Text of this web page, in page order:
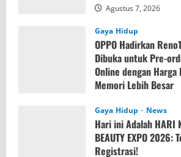
Agustus 7, 2026
Gaya Hidup
OPPO Hadirkan
Dibuka untuk Pre-
Online dengan Harga
Memori Lebih Besar
Gaya Hidup
News
Hari ini Adalah HARI
BEAUTY EXPO 2026:
Registrasi!